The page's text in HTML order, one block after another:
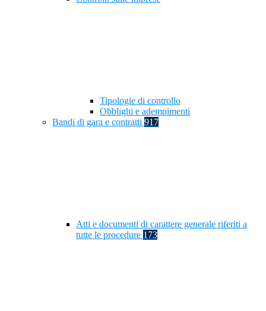
Tipologie di controllo
Obblighi e adempimenti
Bandi di gara e contratti 917
Atti e documenti di carattere generale riferiti a
tutte le procedure 173